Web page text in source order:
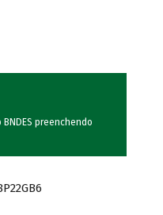
preenchendo